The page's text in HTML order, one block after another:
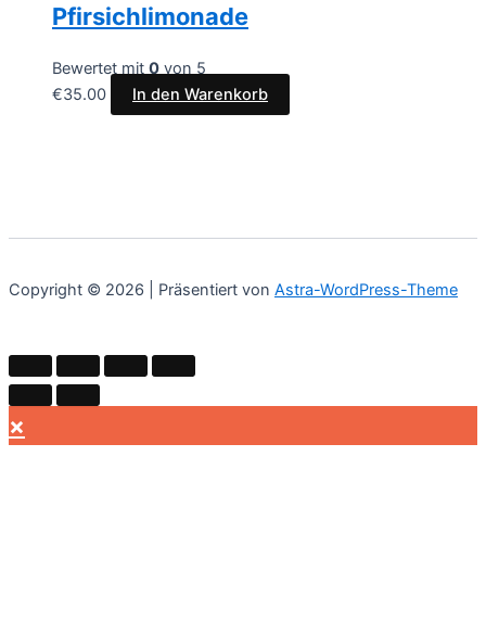
Pfirsichlimonade
Bewertet mit 0 von 5
€35.00 In den Warenkorb
Copyright © 2026 | Präsentiert von Astra-WordPress-Theme
×